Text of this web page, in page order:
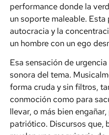
performance donde la
un soporte maleable. Esta
autocracia y la
un hombre con un ego
Esa sensación de
sonora del tema.
forma cruda y sin filtros,
conmoción como para
llevar, o más bien
patriótico. Discursos que,